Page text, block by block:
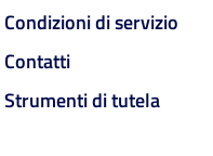
Condizioni di servizio
Contatti
Strumenti di tutela